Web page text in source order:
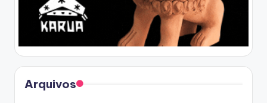
Arquivos